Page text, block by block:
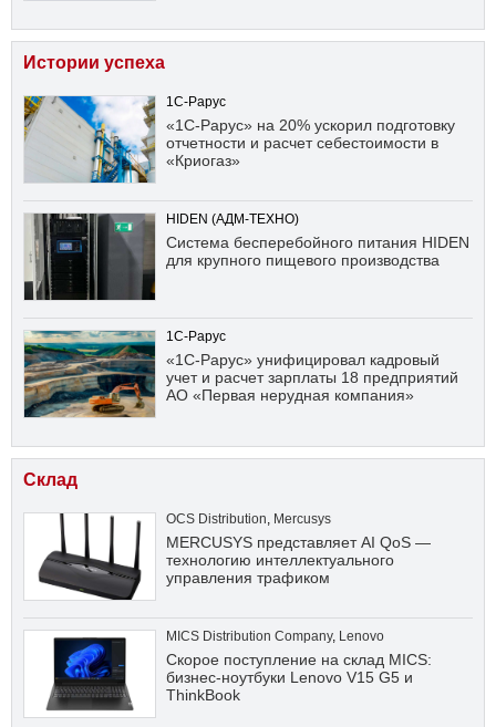
Истории успеха
1С-Рарус
«1С-Рарус» на 20% ускорил подготовку
отчетности и расчет себестоимости в
«Криогаз»
HIDEN (АДМ-ТЕХНО)
Система бесперебойного питания HIDEN
для крупного пищевого производства
1С-Рарус
«1С-Рарус» унифицировал кадровый
учет и расчет зарплаты 18 предприятий
АО «Первая нерудная компания»
Склад
OCS Distribution, Mercusys
MERCUSYS представляет AI QoS —
технологию интеллектуального
управления трафиком
MICS Distribution Company, Lenovo
Скорое поступление на склад MICS:
бизнес-ноутбуки Lenovo V15 G5 и
ThinkBook